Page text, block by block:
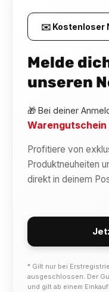
✉️ Kostenloser
Melde
unseren
🎁 Bei deiner
Warengutschein
Profitiere von
Produktneuheiten
direkt in deinem
* Gilt nur bei
ausgeschlossen. Der
und gilt ab einem